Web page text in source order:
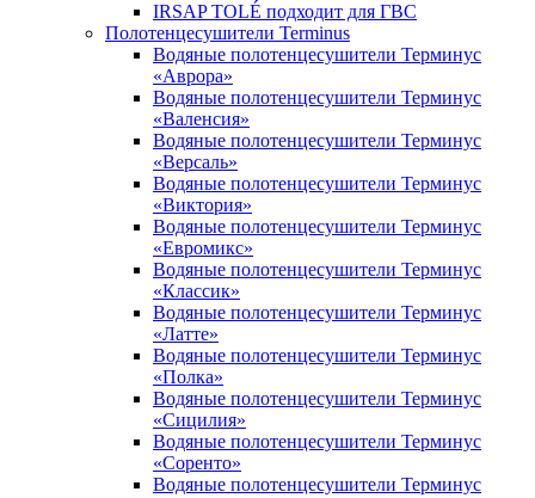
IRSAP TOLÉ подходит для ГВС
Полотенцесушители Terminus
Водяные полотенцесушители Терминус
«Аврора»
Водяные полотенцесушители Терминус
«Валенсия»
Водяные полотенцесушители Терминус
«Версаль»
Водяные полотенцесушители Терминус
«Виктория»
Водяные полотенцесушители Терминус
«Евромикс»
Водяные полотенцесушители Терминус
«Классик»
Водяные полотенцесушители Терминус
«Латте»
Водяные полотенцесушители Терминус
«Полка»
Водяные полотенцесушители Терминус
«Сицилия»
Водяные полотенцесушители Терминус
«Соренто»
Водяные полотенцесушители Терминус